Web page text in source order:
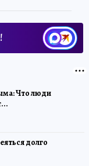
Что люди
долго